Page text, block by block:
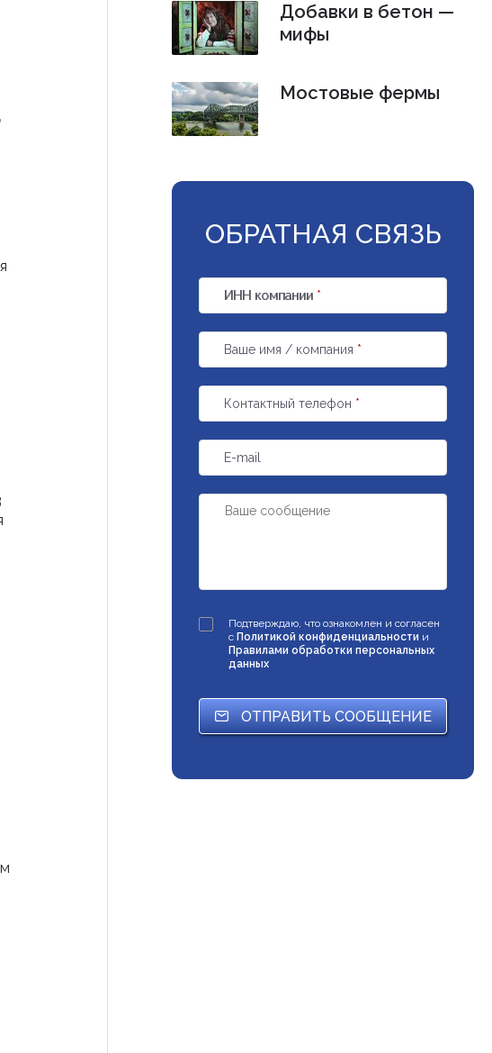
Добавки в бетон —
мифы
Мостовые фермы
ОБРАТНАЯ СВЯЗЬ
ИНН компании *
Ваше имя / компания *
Контактный телефон *
E-mail
Подтверждаю, что ознакомлен и согласен
с Политикой конфиденциальности и
Правилами обработки персональных
данных
ОТПРАВИТЬ СООБЩЕНИЕ